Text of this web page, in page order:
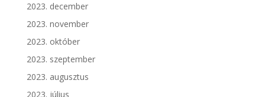
2023. december
2023. november
2023. október
2023. szeptember
2023. augusztus
2023. július